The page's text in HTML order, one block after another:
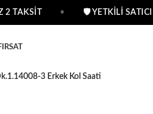
TAKSİT 🛡 YETKİLİ SATICI
3 Erkek Kol Saati